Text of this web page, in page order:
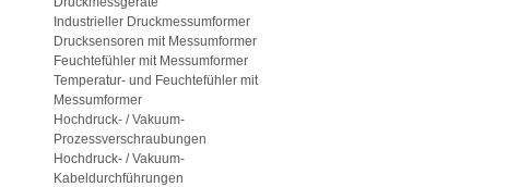
Industrieller Druckmessumformer
Drucksensoren mit Messumformer
Feuchtefühler mit Messumformer
Temperatur- und Feuchtefühler mit
Messumformer
Hochdruck- / Vakuum-
Prozessverschraubungen
Hochdruck- / Vakuum-
Kabeldurchführungen